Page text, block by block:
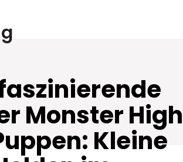
Monster High
Kleine